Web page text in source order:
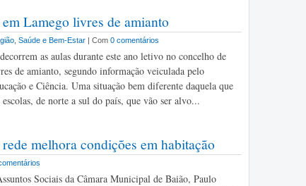
Lamego livres de amianto
Saúde e Bem-Estar | Com 0 comentários
as aulas durante este ano letivo no concelho de
de amianto, segundo informação veiculada pelo
e Ciência. Uma situação bem diferente daquela que
de norte a sul do país, que vão ser alvo...
melhora condições em habitação
Sociais da Câmara Municipal de Baião, Paulo